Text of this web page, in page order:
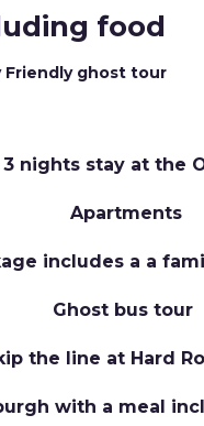
food
Friendly ghost tour
3 nights stay at the
Apartments
includes a a
Ghost bus tour
the line at Hard
with a meal